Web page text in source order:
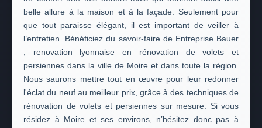
belle allure à la maison et à la façade. Seulement pour
que tout paraisse élégant, il est important de veiller à
l’entretien. Bénéficiez du savoir-faire de Entreprise Bauer
, renovation lyonnaise en rénovation de volets et
persiennes dans la ville de Moire et dans toute la région.
Nous saurons mettre tout en œuvre pour leur redonner
l'éclat du neuf au meilleur prix, grâce à des techniques de
rénovation de volets et persiennes sur mesure. Si vous
résidez à Moire et ses environs, n’hésitez donc pas à